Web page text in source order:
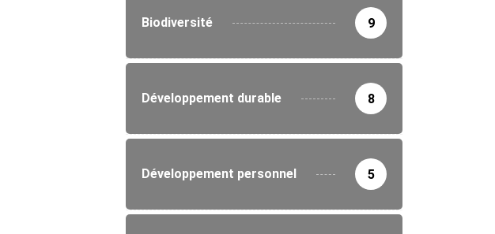
Biodiversité 9
Développement durable 8
Développement personnel 5